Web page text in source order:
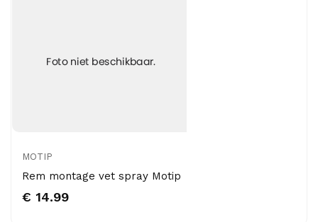
MOTIP
Rem montage vet spray Motip
€ 14.99